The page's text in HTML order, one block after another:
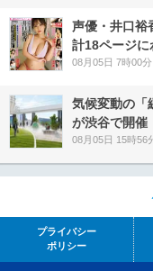
声優・井口裕
計18ページに
08月05日 7時00分
気候変動の「
が渋谷で開催
08月05日 15時56
プライバシー
ポリシー